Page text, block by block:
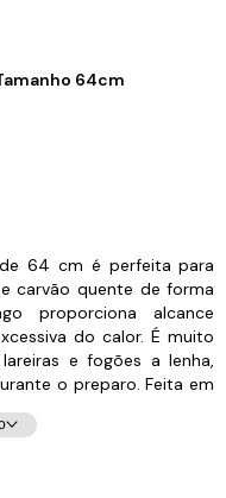
64cm
64 cm é perfeita para
carvão quente de forma
proporciona alcance
do calor. É muito
e fogões a lenha,
o preparo. Feita em
que ajuda a manter o
controle sobre o fogo,